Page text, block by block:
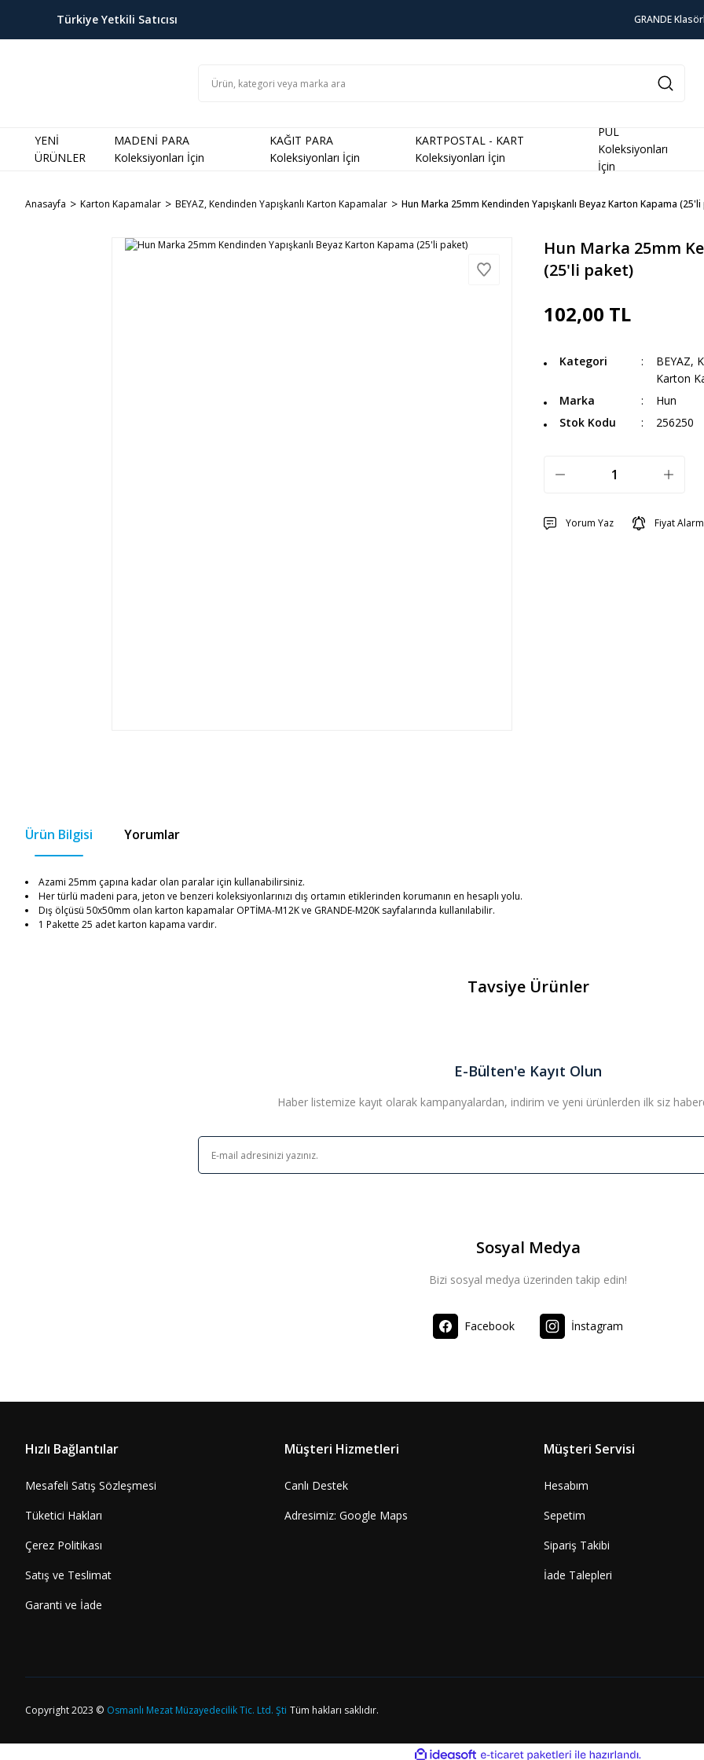
Türkiye Yetkili Satıcısı GRANDE
YENİ
ÜRÜNLER
MADENİ PARA
Koleksiyonları İçin
KAĞIT PARA
Koleksiyonları İçin
KARTPOSTAL - KART
Koleksiyonları İçin
PUL
Koleksiyonları
İçin
Anasayfa Karton Kapamalar BEYAZ, Kendinden Yapışkanlı Karton Kapamalar Hun Marka 25mm Kendinden Yapışkanlı Beyaz Karton Kapama (25'li
Hun Marka 25mm
(25'li paket)
102,00 TL
Kategori BEYAZ,
Karton
Marka
Hun
Stok Kodu
256250
Yorum Yaz Fiyat
Ürün Bilgisi Yorumlar
Azami 25mm çapına kadar olan paralar için kullanabilirsiniz.
Her türlü madeni para, jeton ve benzeri koleksiyonlarınızı dış ortamın etiklerinden korumanın en hesaplı yolu.
Dış ölçüsü 50x50mm olan karton kapamalar OPTİMA-M12K ve GRANDE-M20K sayfalarında kullanılabilir.
1 Pakette 25 adet karton kapama vardır.
Tavsiye Ürünler
GRANDE Klasörler için Karton Kapama'lı
E-Bülten'e Kayıt Olun
Haber listemize kayıt olarak kampanyalardan, indirim ve yeni ürünlerden ilk siz
Sosyal Medya
Bizi sosyal medya üzerinden takip edin!
Facebook İnstagram
Hızlı Bağlantılar
Mesafeli Satış Sözleşmesi
Tüketici Hakları
Çerez Politikası
Satış ve Teslimat
Garanti ve İade
Müşteri Hizmetleri
Canlı Destek
Adresimiz: Google Maps
Müşteri Servisi
Hesabım
Sepetim
Sipariş Takibi
İade Talepleri
Copyright 2023 © Osmanlı Mezat Müzayedecilik Tic. Ltd. Şti Tüm hakları saklıdır.
ideasoft e-